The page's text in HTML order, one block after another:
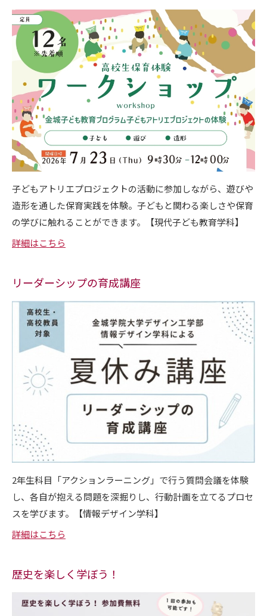
子どもアトリエプロジェクトの活動に参加しながら、遊びや
造形を通した保育実践を体験。子どもと関わる楽しさや保育
の学びに触れることができます。【現代子ども教育学科】
詳細はこちら
リーダーシップの育成講座
2年生科目「アクションラーニング」で行う質問会議を体験
し、各自が抱える問題を深掘りし、行動計画を立てるプロセ
スを学びます。
【情報デザイン学科】
詳細はこちら
歴史を楽しく学ぼう！